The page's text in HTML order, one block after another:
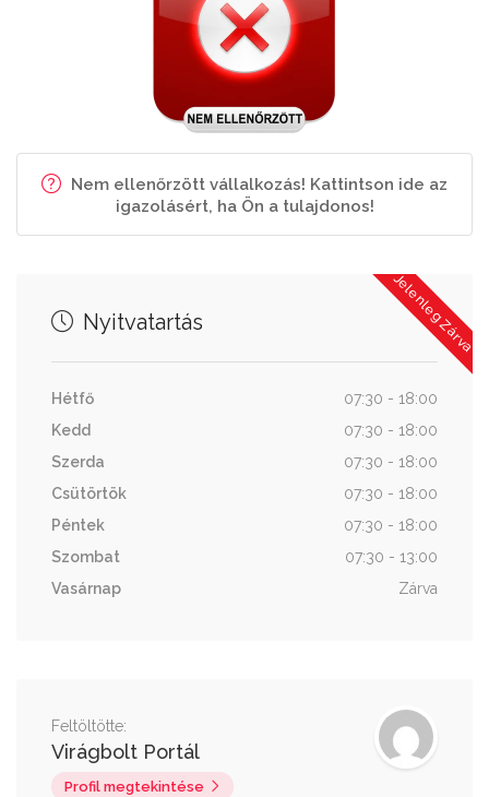
Nem ellenőrzött vállalkozás! Kattintson ide az
igazolásért, ha Ön a tulajdonos!
Jelenleg Zárva
Nyitvatartás
Hétfő
07:30 - 18:00
Kedd
07:30 - 18:00
Szerda
07:30 - 18:00
Csütörtök
07:30 - 18:00
Péntek
07:30 - 18:00
Szombat
07:30 - 13:00
Vasárnap
Zárva
Feltöltötte:
Virágbolt Portál
Profil megtekintése